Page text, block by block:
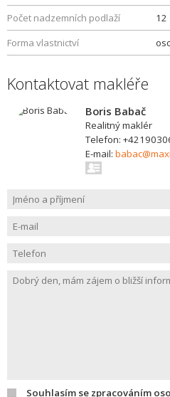
Počet nadzemních podlaží
12
Forma vlastnictví
Kontaktovat makléře
Boris Babač
Realitný maklér
Telefon:
E-mail:
Souhlasím se zpracováním